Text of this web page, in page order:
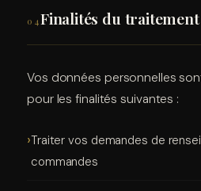
04Finalités du traitement
Vos données personnelles
pour les finalités suivantes :
Traiter vos demandes de
commandes